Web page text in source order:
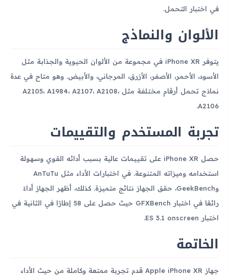
في اختبار التحمل.
الألوان والنماذج
يتوفر iPhone XR في مجموعة من الألوان الحيوية والجذابة مثل
الأسود، الأحمر، الأصفر، الأزرق، المرجاني، والأبيض. وهو متاح في عدة
نماذج تحمل أرقام مختلفة مثل A2105، A1984، A2107، A2108،
A2106.
تجربة المستخدم والتقييمات
حصل iPhone XR على تقييمات عالية بسبب أدائه القوي وسهولة
استخدامه وميزاته المتنوعة. في اختبارات الأداء مثل AnTuTu
وGeekBench، حقق الجهاز نتائج متميزة. كذلك، أظهر الجهاز أداءً
رائعًا في اختبار GFXBench حيث حصل على 58 إطارًا في الثانية في
اختبار ES 3.1 onscreen.
الخاتمة
جهاز Apple iPhone XR قدم تجربة ممتعة وكاملة من حيث الأداء